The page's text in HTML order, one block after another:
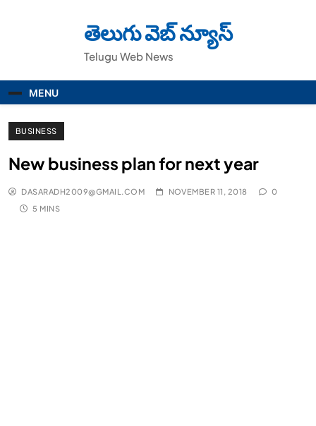
తెలుగు వెబ్ న్యూస్
Telugu Web News
MENU
BUSINESS
New business plan for next year
DASARADH2009@GMAIL.COM NOVEMBER 11, 2018
0
5 MINS